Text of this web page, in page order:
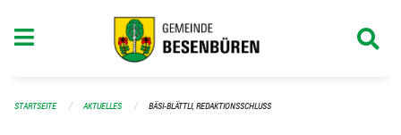
STARTSEITE AKTUELLES BÄSI-BLÄTTLI, REDAKTIONSSCHLUSS